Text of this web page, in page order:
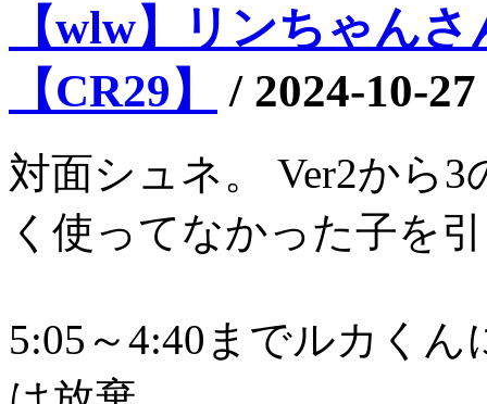
【wlw】リンちゃん
【CR29】
/ 2024-10-
対面シュネ。 Ver2から
く使ってなかった子を
5:05～4:40までルカく